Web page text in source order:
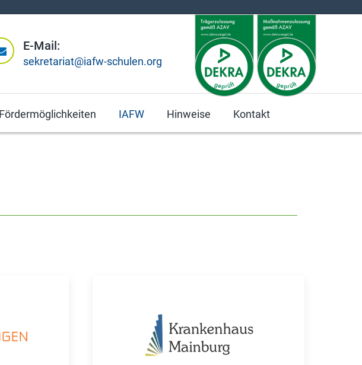
E-Mail:
sekretariat@iafw-schulen.org
Fördermöglichkeiten IAFW Hinweise Kontakt